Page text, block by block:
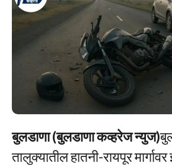
बुलडाणा (बुलडाणा कव्हरेज न्युज)
तालुक्यातील हातनी-रायपूर